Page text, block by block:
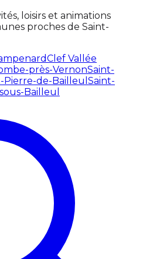
loisirs et animations
proches de Saint-
Clef Vallée
près-VernonSaint-
Pierre-de-Bailleul Saint-
Bailleul